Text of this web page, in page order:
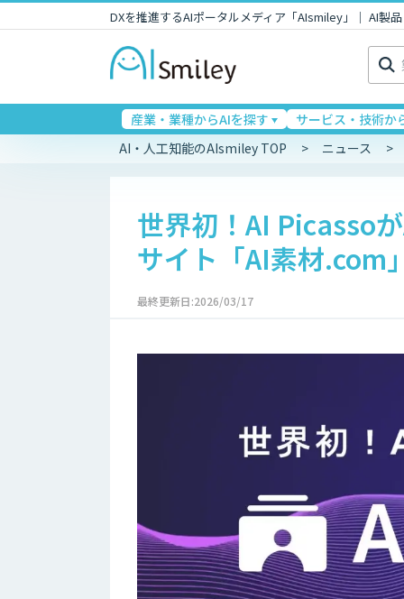
DXを推進するAIポータルメディア「AIsmiley」｜ AI製
検
索:
産業・業種からAIを探す
サービス・技術か
AI・人工知能のAIsmiley TOP
ニュース
世界初！AI Picasso
サイト「AI素材.com
最終更新日:2026/03/17